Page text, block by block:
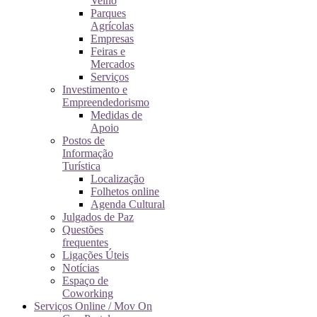
Parques
Agrícolas
Empresas
Feiras e
Mercados
Serviços
Investimento e
Empreendedorismo
Medidas de
Apoio
Postos de
Informação
Turística
Localização
Folhetos online
Agenda Cultural
Julgados de Paz
Questões
frequentes
Ligações Úteis
Notícias
Espaço de
Coworking
Serviços Online / Mov On